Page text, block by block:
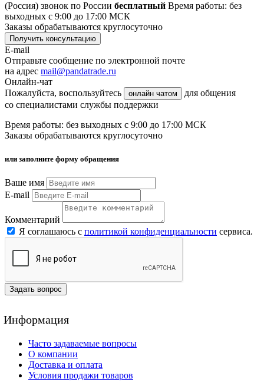
(Россия) звонок по России бесплатный Время работы: без
выходных с 9:00 до 17:00 МСК
Заказы обрабатываются круглосуточно
Получить консультацию
E-mail
Отправьте сообщение по электронной почте
на адрес mail@pandatrade.ru
Онлайн-чат
Пожалуйста, воспользуйтесь
онлайн чатом
для общения
со специалистами службы поддержки
Время работы: без выходных с 9:00 до 17:00 МСК
Заказы обрабатываются круглосуточно
или заполните форму обращения
Ваше имя
E-mail
Комментарий
Я соглашаюсь с политикой конфиденциальности сервиса.
Задать вопрос
Информация
Часто задаваемые вопросы
О компании
Доставка и оплата
Условия продажи товаров